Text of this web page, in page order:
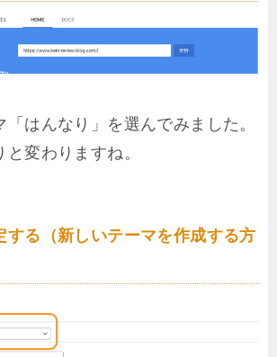
「はんなり」を選んでみました。
変わりますね。
する（新しいテーマを作成する方